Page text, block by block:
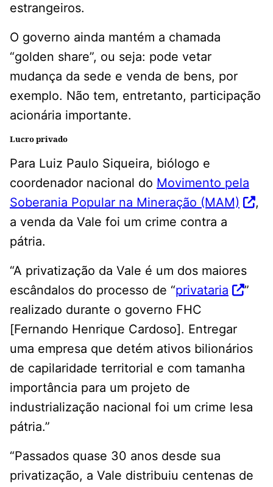
estrangeiros.
O governo ainda mantém a chamada
“golden share”, ou seja: pode vetar
mudança da sede e venda de bens, por
exemplo. Não tem, entretanto, participação
acionária importante.
Lucro privado
Para Luiz Paulo Siqueira, biólogo e
coordenador nacional do Movimento pela
Soberania Popular na Mineração (MAM)
,
a venda da Vale foi um crime contra a
pátria.
“A privatização da Vale é um dos maiores
escândalos do processo de “privataria
”
realizado durante o governo FHC
[Fernando Henrique Cardoso]. Entregar
uma empresa que detém ativos bilionários
de capilaridade territorial e com tamanha
importância para um projeto de
industrialização nacional foi um crime lesa
pátria.”
“Passados quase 30 anos desde sua
privatização, a Vale distribuiu centenas de